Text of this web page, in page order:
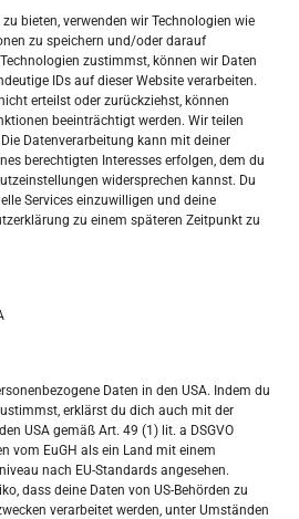
bieten, verwenden wir Technologien wie
zu speichern und/oder darauf
zustimmst, können wir Daten
IDs auf dieser Website verarbeiten.
erteilst oder zurückziehst, können
beeinträchtigt werden. Wir teilen
Datenverarbeitung kann mit deiner
berechtigten Interesses erfolgen, dem du
widersprechen kannst. Du
Services einzuwilligen und deine
zu einem späteren Zeitpunkt zu
Daten in den USA. Indem du
erklärst du dich auch mit der
USA gemäß Art. 49 (1) lit. a DSGVO
vom EuGH als ein Land mit einem
nach EU-Standards angesehen.
dass deine Daten von US-Behörden zu
verarbeitet werden, unter Umständen
oglas
– Njemačka?
D F S S
1
6 7 8
13 14 15 16